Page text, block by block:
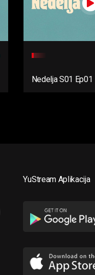
Nedelja S01 Ep01
YuStream Aplikacija